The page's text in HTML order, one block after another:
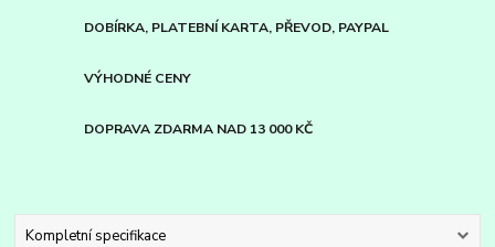
DOBÍRKA, PLATEBNÍ KARTA, PŘEVOD, PAYPAL
VÝHODNÉ CENY
DOPRAVA ZDARMA NAD 13 000 KČ
Kompletní specifikace